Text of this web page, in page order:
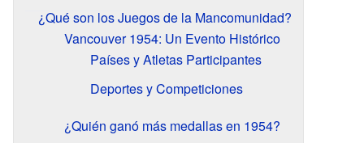
¿Qué son los Juegos de la Mancomunidad?
Vancouver 1954: Un Evento Histórico
Países y Atletas Participantes
Deportes y Competiciones
¿Quién ganó más medallas en 1954?